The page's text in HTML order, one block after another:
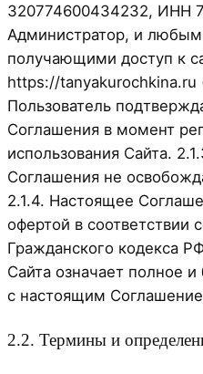
320774600434232, ИНН
Администратор, и
получающими доступ к
https://
Пользователь
Соглашения в момент
использования Сайта.
Соглашения не
2.1.4. Настоящее
офертой в соответствии
Гражданского кодекса
Сайта означает полное и
с настоящим
2.2. Термины и